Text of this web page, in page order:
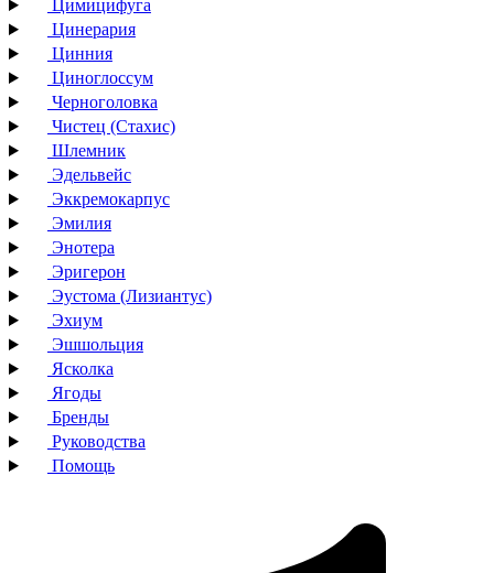
Цимицифуга
Цинерария
Цинния
Циноглоссум
Черноголовка
Чистец (Стахис)
Шлемник
Эдельвейс
Эккремокарпус
Эмилия
Энотера
Эригерон
Эустома (Лизиантус)
Эхиум
Эшшольция
Ясколка
Ягоды
Бренды
Руководства
Помощь